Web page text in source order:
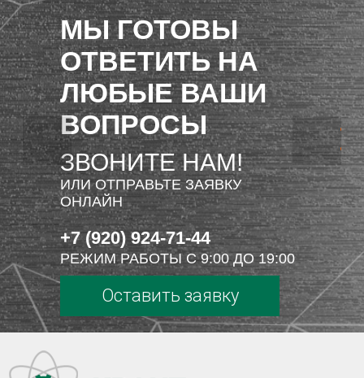
МЫ ГОТОВЫ
ОТВЕТИТЬ НА
ЛЮБЫЕ ВАШИ
ВОПРОСЫ
ЗВОНИТЕ НАМ!
ИЛИ ОТПРАВЬТЕ ЗАЯВКУ
ОНЛАЙН
+7 (920) 924-71-44
РЕЖИМ РАБОТЫ С 9:00 ДО 19:00
Оставить заявку